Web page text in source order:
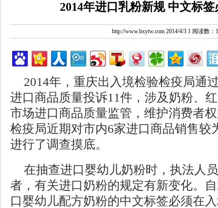
2014年进口乳粉新规 中文标
http://www.hxytw.com 2014/4/3 1 阅读数：
2014年，重庆出入境检验检疫局通
进口商品质量投诉11件，涉及奶粉、
市场进口商品质量监管，维护消费者
检疫局近期对市内6家进口商品销售较
进行了调查摸底。
在抽查进口婴幼儿奶粉时，执法人
者，有关进口奶粉的规定有新变化。
口婴幼儿配方奶粉的中文标签必须在